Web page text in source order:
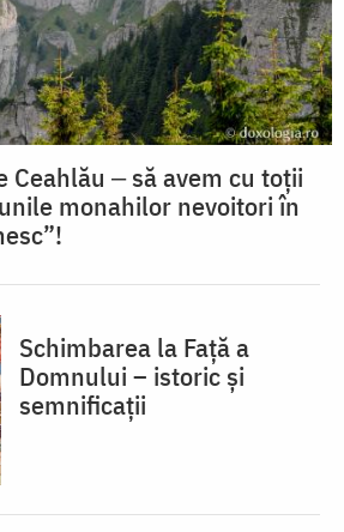
Ceahlău ‒ să avem cu toții
monahilor nevoitori în
Schimbarea la Față a
Domnului – istoric și
semnificații